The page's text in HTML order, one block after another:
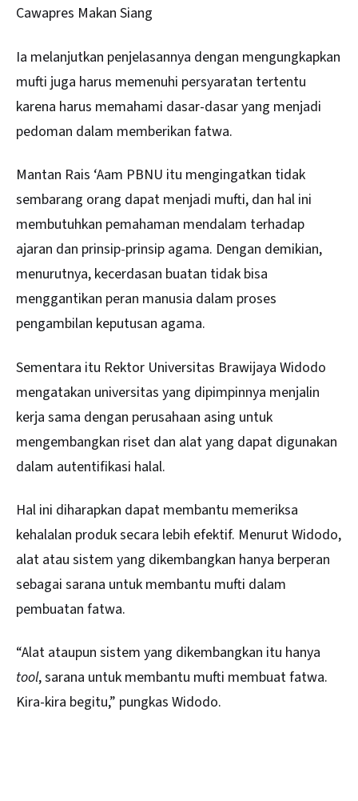
Cawapres Makan Siang
Ia melanjutkan penjelasannya dengan mengungkapkan
mufti juga harus memenuhi persyaratan tertentu
karena harus memahami dasar-dasar yang menjadi
pedoman dalam memberikan fatwa.
Mantan Rais ‘Aam PBNU itu mengingatkan tidak
sembarang orang dapat menjadi mufti, dan hal ini
membutuhkan pemahaman mendalam terhadap
ajaran dan prinsip-prinsip agama. Dengan demikian,
menurutnya, kecerdasan buatan tidak bisa
menggantikan peran manusia dalam proses
pengambilan keputusan agama.
Sementara itu Rektor Universitas Brawijaya Widodo
mengatakan universitas yang dipimpinnya menjalin
kerja sama dengan perusahaan asing untuk
mengembangkan riset dan alat yang dapat digunakan
dalam autentifikasi halal.
Hal ini diharapkan dapat membantu memeriksa
kehalalan produk secara lebih efektif. Menurut Widodo,
alat atau sistem yang dikembangkan hanya berperan
sebagai sarana untuk membantu mufti dalam
pembuatan fatwa.
“Alat ataupun sistem yang dikembangkan itu hanya
tool, sarana untuk membantu mufti membuat fatwa.
Kira-kira begitu,” pungkas Widodo.